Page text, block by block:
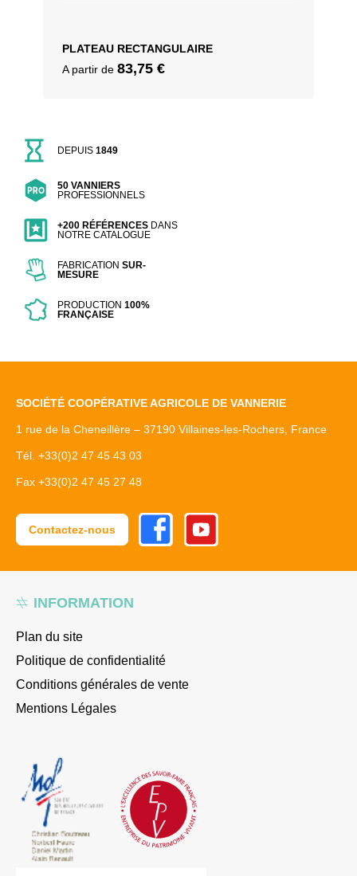
PLATEAU RECTANGULAIRE
A partir de 83,75 €
DEPUIS1849
50 VANNIERS
PROFESSIONNELS
+200 RÉFÉRENCES DANS
NOTRE CATALOGUE
FABRICATIONSUR-
MESURE
PRODUCTION100%
FRANÇAISE
INFORMATION
Plan du site
Politique de confidentialité
Conditions générales de vente
Mentions Légales
SOCIÉTÉ COOPÉRATIVE AGRICOLE DE VANNERIE
1 rue de la Cheneillère – 37190 Villaines-les-Rochers, France
Tél. +33(0)2 47 45 43 03
Fax +33(0)2 47 45 27 48
Contactez-nous
FacebookYoutube